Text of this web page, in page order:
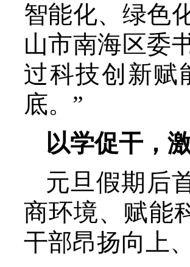
智能化、绿色
山市南海区委
过科技创新赋
底。”
以学促干，
元旦假期后
商环境、赋能
干部昂扬向上